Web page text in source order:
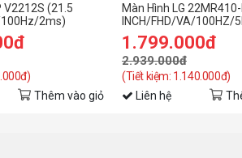
V2212S (21.5
2ms)
Thêm vào giỏ
Màn Hình LG
INCH/FHD/VA/100HZ/
1.799.000đ
2.939.000đ
(Tiết kiệm: 1.140.000đ)
Liên hệ